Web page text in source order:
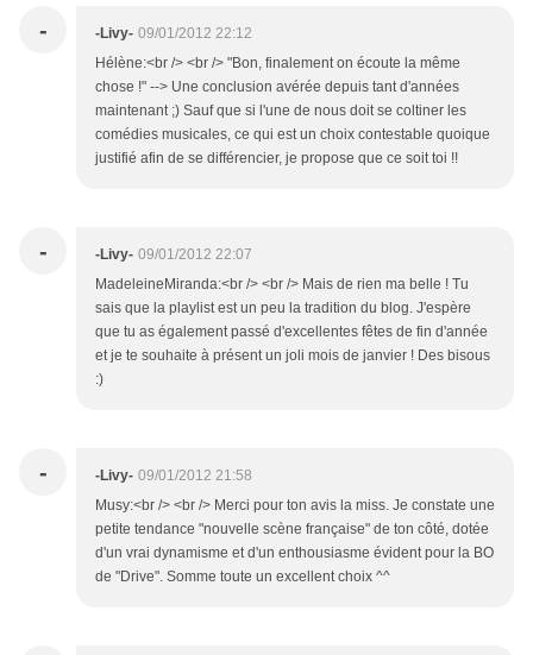
- -Livy- 09/01/2012 22:12
Hélène:<br /> <br /> "Bon, finalement on écoute la même
chose !" --> Une conclusion avérée depuis tant d'années
maintenant ;) Sauf que si l'une de nous doit se coltiner les
comédies musicales, ce qui est un choix contestable quoique
justifié afin de se différencier, je propose que ce soit toi !!
- -Livy- 09/01/2012 22:07
MadeleineMiranda:<br /> <br /> Mais de rien ma belle ! Tu
sais que la playlist est un peu la tradition du blog. J'espère
que tu as également passé d'excellentes fêtes de fin d'année
et je te souhaite à présent un joli mois de janvier ! Des bisous
:)
- -Livy- 09/01/2012 21:58
Musy:<br /> <br /> Merci pour ton avis la miss. Je constate une
petite tendance "nouvelle scène française" de ton côté, dotée
d'un vrai dynamisme et d'un enthousiasme évident pour la BO
de "Drive". Somme toute un excellent choix ^^